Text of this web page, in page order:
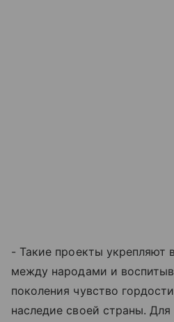
- Такие проекты укрепляют
между народами и
поколения чувство
наследие своей страны.